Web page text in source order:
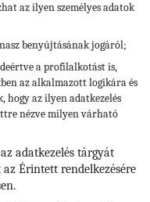
az ilyen személyes adatok
benyújtásának jogáról;
a profilalkotást is,
az alkalmazott logikára és
az ilyen adatkezelés
nézve milyen várható
adatkezelés tárgyát
Érintett rendelkezésére